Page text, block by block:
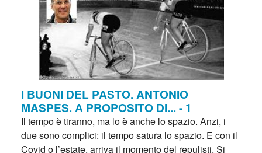
I BUONI DEL PASTO. ANTONIO
MASPES. A PROPOSITO DI... - 1
Il tempo è tiranno, ma lo è anche lo spazio. Anzi, i
due sono complici: il tempo satura lo spazio. E con il
Covid o l’estate, arriva il momento del repulisti. Si